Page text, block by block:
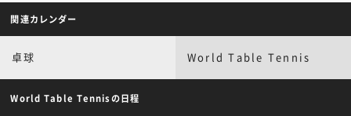
関連カレンダー
卓球 World Table Tennis
World Table Tennisの日程